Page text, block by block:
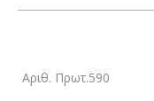
Αριθ. Πρωτ.590